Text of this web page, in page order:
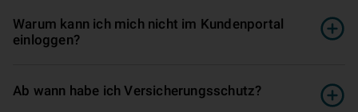
Warum kann ich mich nicht im Kundenportal
einloggen?
Ab wann habe ich Versicherungsschutz?